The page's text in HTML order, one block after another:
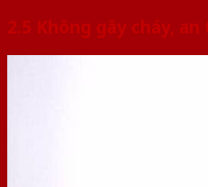
2.5 Không gây cháy,